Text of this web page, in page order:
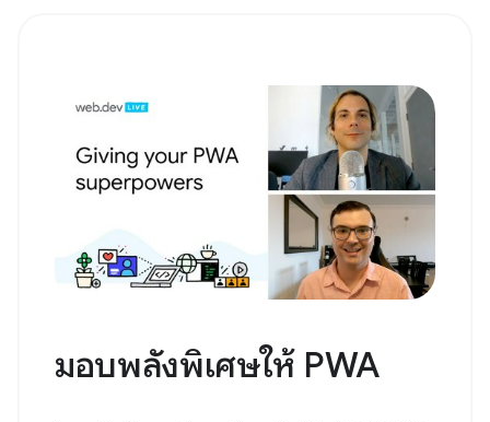
มอบพลังพิเศษให้ PWA